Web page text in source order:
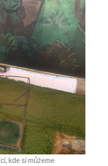
kde si můžeme